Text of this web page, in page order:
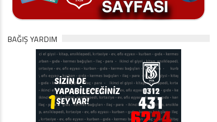
BAĞIŞ YARDIM